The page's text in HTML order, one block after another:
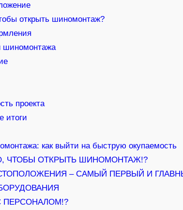
открыть шиномонтаж?
шиномонтажа
проекта
итоги
как выйти на быструю окупаемость
ЧТОБЫ ОТКРЫТЬ ШИНОМОНТАЖ!?
– САМЫЙ ПЕРВЫЙ И
ПЕРСОНАЛОМ!?